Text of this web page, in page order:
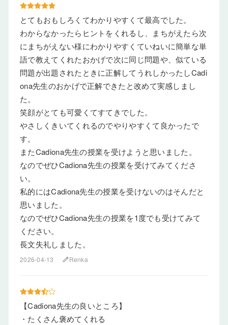
とてもおもしろくてわかりやすくて最高でした。
わからなかったらヒントをくれるし、まちがえたら次
にまちがえない様にわかりやすくていねいに簡単な単
語で教えてくれたおかげで次に同じ問題や、似ている
問題が出題されたときに正解してうれしかったしCadi
ona先生のおかげで正解できたと改めて実感しまし
た。
笑顔がとても可愛くてすてきでした。
やさしくきいてくれるのでやりやすくて良かったで
す。
またCadiona先生の授業を受けようと思いました。
なのでぜひCadiona先生の授業を受けてみてくださ
い。
私的にはCadiona先生の授業を受けないのはそんだと
思いました。
なのでぜひCadiona先生の授業を1度でも受けてみて
ください。
長文失礼しました。
2026-04-13 editRenka
【Cadiona先生の良いところ】
・たくさん褒めてくれる